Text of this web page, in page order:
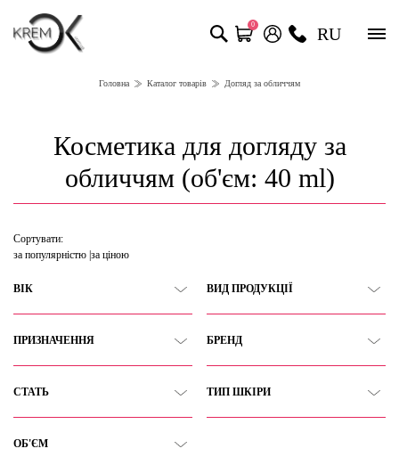
0 RU
Головна Каталог товарів Догляд за обличчям
Косметика для догляду за
обличчям (об'єм: 40 ml)
Сортувати:
за популярністю за ціною
ВІК ВИД ПРОДУКЦІЇ
ПРИЗНАЧЕННЯ БРЕНД
СТАТЬ ТИП ШКІРИ
ОБ'ЄМ